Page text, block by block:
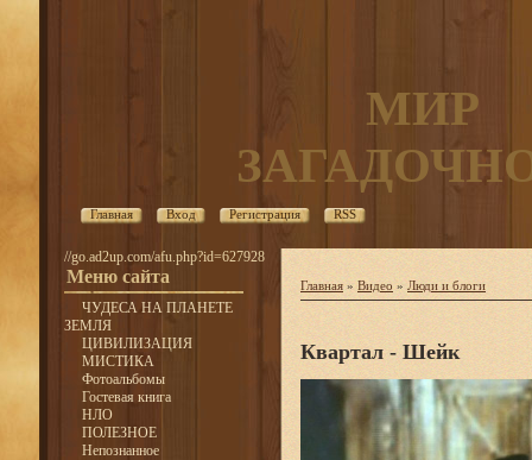
МИР
Главная Вход Регистрация RSS
//go.ad2up.com/afu.php?id=627928
Меню сайта
ЧУДЕСА НА ПЛАНЕТЕ
ЗЕМЛЯ
ЦИВИЛИЗАЦИЯ
МИСТИКА
Фотоальбомы
Гостевая книга
НЛО
ПОЛЕЗНОЕ
Непознанное
Главная » Видео » Люди и блоги
Квартал - Шейк